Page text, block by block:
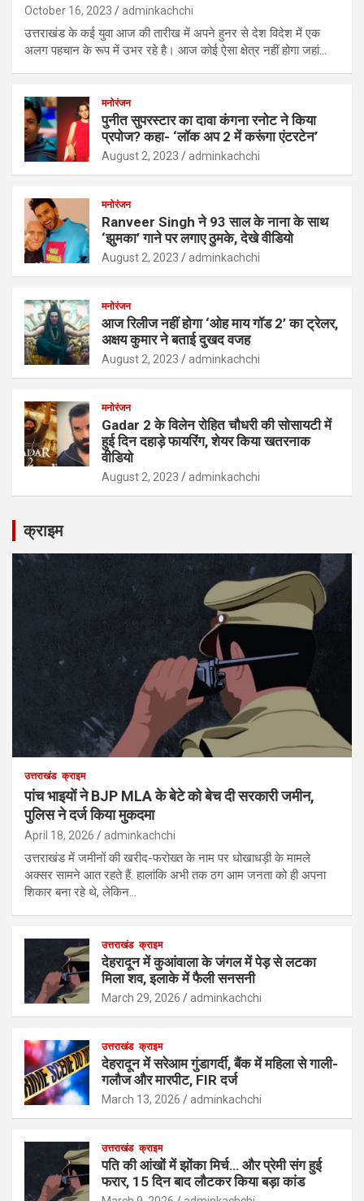
October 16, 2023 adminkachchi
उत्तराखंड के कई युवा आज की तारीख में अपने हुनर से देश विदेश में एक
अलग पहचान के रूप में उभर रहे है। आज कोई ऐसा क्षेत्र नहीं होगा जहां…
मनोरंजन
पुनीत सुपरस्टार का दावा कंगना रनोट ने किया
प्रपोज? कहा- ‘लॉक अप 2 में करूंगा एंटरटेन’
August 2, 2023 adminkachchi
मनोरंजन
Ranveer Singh ने 93 साल के नाना के साथ
‘झुमका’ गाने पर लगाए ठुमके, देखे वीडियो
August 2, 2023 adminkachchi
मनोरंजन
आज रिलीज नहीं होगा ‘ओह माय गॉड 2’ का ट्रेलर,
अक्षय कुमार ने बताई दुखद वजह
August 2, 2023 adminkachchi
मनोरंजन
Gadar 2 के विलेन रोहित चौधरी की सोसायटी में
हुई दिन दहाड़े फायरिंग, शेयर किया खतरनाक
वीडियो
August 2, 2023 adminkachchi
क्राइम
उत्तराखंड क्राइम
पांच भाइयों ने BJP MLA के बेटे को बेच दी सरकारी जमीन,
पुलिस ने दर्ज किया मुकदमा
April 18, 2026 adminkachchi
उत्तराखंड में जमीनों की खरीद-फरोख्त के नाम पर धोखाधड़ी के मामले
अक्सर सामने आत रहते हैं. हालांकि अभी तक ठग आम जनता को ही अपना
शिकार बना रहे थे, लेकिन…
उत्तराखंड क्राइम
देहरादून में कुआंवाला के जंगल में पेड़ से लटका
मिला शव, इलाके में फैली सनसनी
March 29, 2026 adminkachchi
उत्तराखंड क्राइम
देहरादून में सरेआम गुंडागर्दी, बैंक में महिला से गाली-
गलौज और मारपीट, FIR दर्ज
March 13, 2026 adminkachchi
उत्तराखंड क्राइम
पति की आंखों में झोंका मिर्च… और प्रेमी संग हुई
फरार, 15 दिन बाद लौटकर किया बड़ा कांड